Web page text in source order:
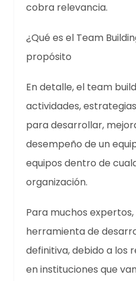
cobra relevancia.
¿Qué es el Team
propósito
En detalle, el team
actividades,
para desarrollar,
desempeño de un
equipos dentro de
organización.
Para muchos
herramienta de
definitiva, debido a los
en instituciones que